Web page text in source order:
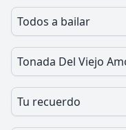
Todos a bailar
Tonada Del Viejo
Tu recuerdo